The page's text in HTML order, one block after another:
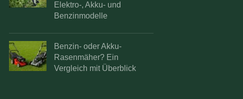
Elektro-, Akku- und
Benzinmodelle
Benzin- oder Akku-
Rasenmäher? Ein
Vergleich mit Überblick